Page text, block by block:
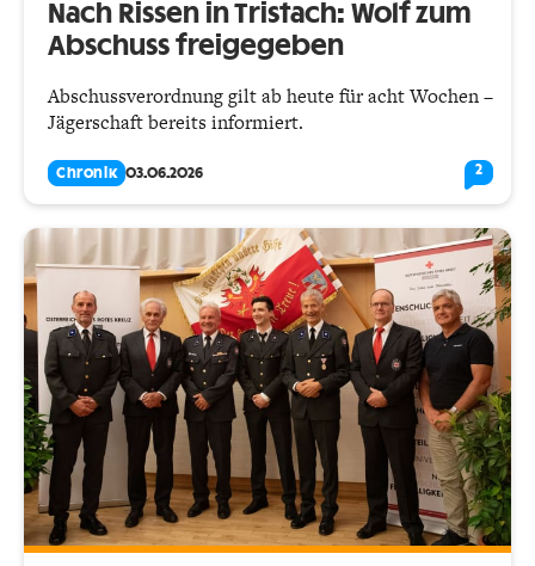
Nach Rissen in Tristach: Wolf zum
Abschuss freigegeben
Abschussverordnung gilt ab heute für acht Wochen –
Jägerschaft bereits informiert.
Chronik 03.06.2026 2